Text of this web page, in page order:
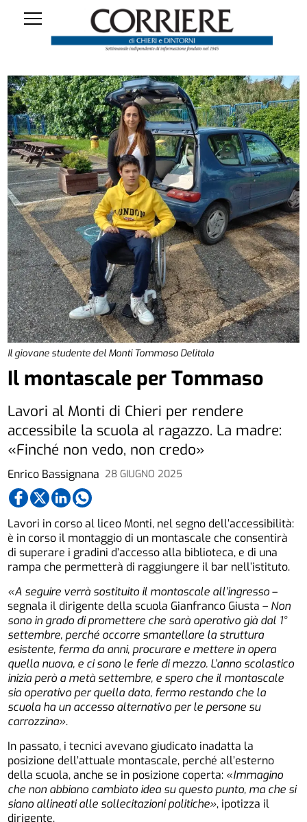
Il giovane studente del Monti Tommaso Delitala
Enrico Bassignana 28 GIUGNO 2025
Il montascale per Tommaso
Lavori al Monti di Chieri per rendere
accessibile la scuola al ragazzo. La madre:
«Finché non vedo, non credo»
Lavori in corso al liceo Monti, nel segno dell’accessibilità:
è in corso il montaggio di un montascale che consentirà
di superare i gradini d’accesso alla biblioteca, e di una
rampa che permetterà di raggiungere il bar nell’istituto.
«A seguire verrà sostituito il montascale all’ingresso–
segnala il dirigente della scuola Gianfranco Giusta – Non
sono in grado di promettere che sarà operativo già dal 1°
settembre, perché occorre smantellare la struttura
esistente, ferma da anni, procurare e mettere in opera
quella nuova, e ci sono le ferie di mezzo. L’anno scolastico
inizia però a metà settembre, e spero che il montascale
sia operativo per quella data, fermo restando che la
scuola ha un accesso alternativo per le persone su
carrozzina».
In passato, i tecnici avevano giudicato inadatta la
posizione dell’attuale montascale, perché all’esterno
della scuola, anche se in posizione coperta: «Immagino
che non abbiano cambiato idea su questo punto, ma che si
siano allineati alle sollecitazioni politiche», ipotizza il
dirigente.